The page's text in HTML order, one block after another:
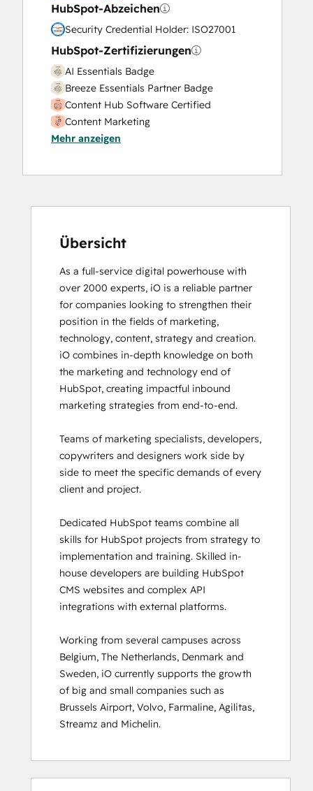
Service Implementation
Solutions Architecture Design
HubSpot-Abzeichen
Security Credential Holder: ISO27001
HubSpot-Zertifizierungen
AI Essentials Badge
Breeze Essentials Partner Badge
Content Hub Software Certified
Content Marketing
CRM Data Migration Certification
Digital Advertising
Email Marketing Certification
Frictionless Sales
HubSpot Architecture I: Data Models and
APIs
HubSpot Architecture II: Content and
Messaging Tools
HubSpot CMS for Developers II
HubSpot Content Hub Software
HubSpot Email Marketing Software
Certification
HubSpot Implementation for Partners
Certification
HubSpot Marketing Software
HubSpot Reporting
HubSpot Sales Hub Software
HubSpot Solutions Partner
HubSpot Trainer Certification
Inbound
Inbound Marketing
Inbound Marketing Optimization
Inbound Sales
Marketing Hub Demo
Objectives-Based Onboarding
Platform Consulting
Revenue Operations
Sales Enablement
Sales Management Training: Strategies
Sales Team
Salesforce Integration Certification
Mehr anzeigen
Übersicht
As a full-service digital powerhouse with
over 2000 experts, iO is a reliable partner
for companies looking to strengthen their
position in the fields of marketing,
technology, content, strategy and creation.
iO combines in-depth knowledge on both
the marketing and technology end of
HubSpot, creating impactful inbound
marketing strategies from end-to-end.
Teams of marketing specialists, developers,
copywriters and designers work side by
side to meet the specific demands of every
client and project.
Dedicated HubSpot teams combine all
skills for HubSpot projects from strategy to
implementation and training. Skilled in-
house developers are building HubSpot
CMS websites and complex API
integrations with external platforms.
Working from several campuses across
Belgium, The Netherlands, Denmark and
Sweden, iO currently supports the growth
of big and small companies such as
Brussels Airport, Volvo, Farmaline, Agilitas,
Streamz and Michelin.